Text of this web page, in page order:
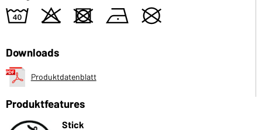
8 o d n U
Downloads
Produktdatenblatt
Produktfeatures
Stick